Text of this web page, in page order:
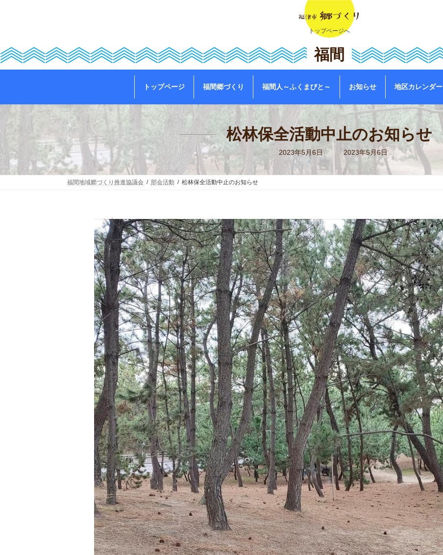
へ
ス
ョ
ン
トップページへ
福間
トップページ 福間郷づくり 福間人～ふくまびと～ お知らせ 地区カレンダー
松林保全活動中止のお知らせ
2023年5月6日
最
終
更
新
2023年5月6日
福間地域郷づくり推進協議会 部会活動 松林保全活動中止のお知らせ